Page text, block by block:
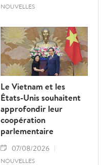
NOUVELLES
Le Vietnam et les
États-Unis souhaitent
approfondir leur
coopération
parlementaire
07/08/2026
NOUVELLES